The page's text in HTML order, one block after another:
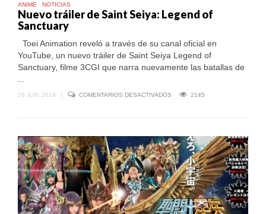
ANIME NOTICIAS
Nuevo tráiler de Saint Seiya: Legend of
Sanctuary
Toei Animation reveló a través de su canal oficial en
YouTube, un nuevo tráiler de Saint Seiya Legend of
Sanctuary, filme 3CGI que narra nuevamente las batallas de
26 JUN, 2014 | COMENTARIOS DESACTIVADOS
LEGEND
OF
SANCTUARY
2145